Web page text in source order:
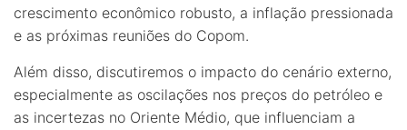
crescimento econômico robusto, a inflação pressionada
e as próximas reuniões do Copom.
Além disso, discutiremos o impacto do cenário externo,
especialmente as oscilações nos preços do petróleo e
as incertezas no Oriente Médio, que influenciam a